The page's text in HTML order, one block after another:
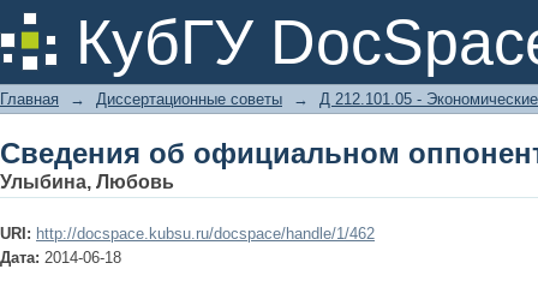
КубГУ
Сведения об официальном
Главная → Диссертационные советы → Д 212.101.05 -
Сведения об официальном
Улыбина, Любовь
URI: http://docspace.kubsu.ru/docspace/handle/1/462
Дата: 2014-06-18